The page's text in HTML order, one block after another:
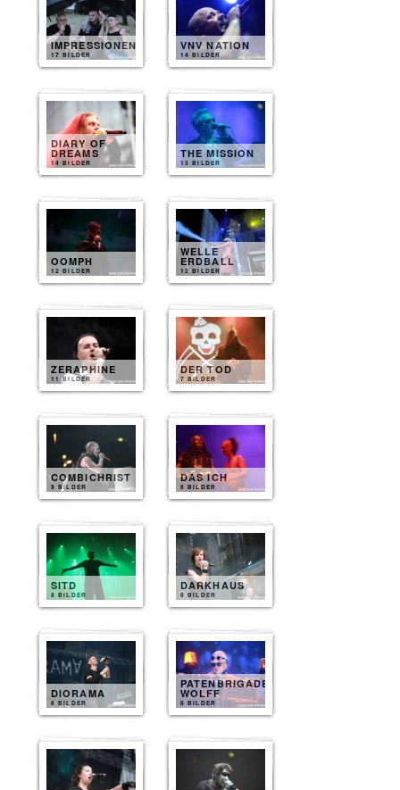
IMPRESSIONEN
17 BILDER
VNV NATION
14 BILDER
DIARY OF
DREAMS
14 BILDER
THE MISSION
13 BILDER
OOMPH
12 BILDER
WELLE
ERDBALL
12 BILDER
ZERAPHINE
11 BILDER
DER TOD
7 BILDER
COMBICHRIST
9 BILDER
DAS ICH
8 BILDER
SITD
8 BILDER
DARKHAUS
8 BILDER
DIORAMA
8 BILDER
PATENBRIGADE
WOLFF
8 BILDER